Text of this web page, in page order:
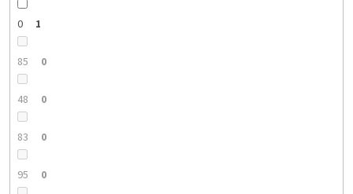
0 1
85 0
48 0
83 0
95 0